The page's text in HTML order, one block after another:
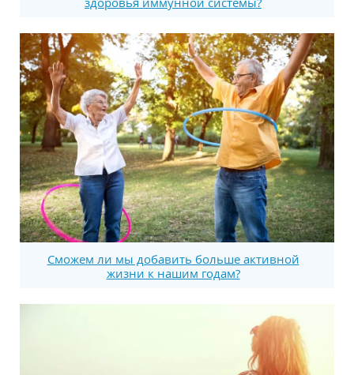
Сможем ли мы добавить больше активной
жизни к нашим годам?